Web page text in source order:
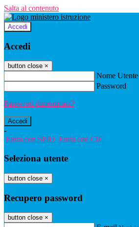
Salta al contenuto
Accedi
Accedi
button close ×
Nome Utente
Password
Password dimenticata?
-
Entra con SPID Entra con CIE
Seleziona utente
button close ×
Recupero password
button close ×